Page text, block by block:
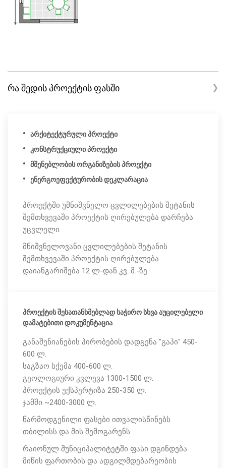
რა შედის პროექტის ფასში ❯
არქიტექტურული პროექტი
კონსტრუქციული პროექტი
მშენებლობის ორგანიზების პროექტი
ენერგოეფექტურობის დეკლარაცია
პროექტში უმნიშვნელო ცვლილებების შეტანის
შემთხვევაში პროექტის ღირებულება დარჩება
უცვლელი
მნიშვნელოვანი ცვლილებების შეტანის
შემთხვევაში პროექტის ღირებულება
დაიანგარიშება 12 ლ-დან კვ. მ.-ზე
პროექტის შესათანხმებლად საჭირო სხვა აუცილებელი
დამატებითი დოკუმენტაცია
განაშენიანების პირობების დადგენა "გაპი" 450-
600 ლ.
საგზაო სქემა 400-600 ლ.
გეოლოგიური კვლევა 1300-1500 ლ.
პროექტის ექსპერტიზა 250-350 ლ.
ჯამში ~2400-3000 ლ.
წარმოდგენილი ფასები ითვალისწინებს
თბილისს და მის შემოგარენს
რაიონულ მუნიციპალიტეტში ფასი დგინდება
მიწის ფართობის და ადგილმდებარეობის